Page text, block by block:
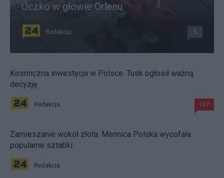
Oczko w głowie Orlenu
Redakcja 5
Kosmiczna inwestycja w Polsce. Tusk ogłosił ważną
decyzję
Redakcja 107
Zamieszanie wokół złota. Mennica Polska wycofała
popularne sztabki
Redakcja